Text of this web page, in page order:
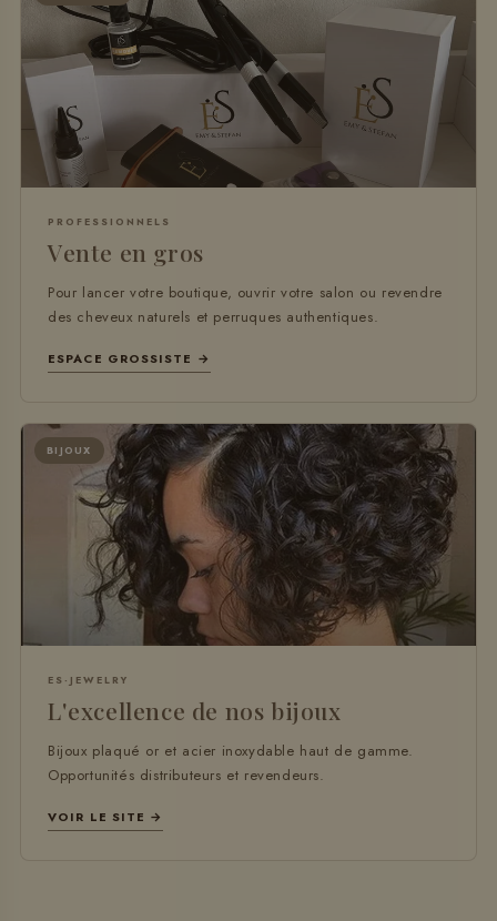
PROFESSIONNELS
Vente en gros
Pour lancer votre boutique, ouvrir votre salon ou revendre
des cheveux naturels et perruques authentiques.
ESPACE GROSSISTE →
BIJOUX
ES-JEWELRY
L'excellence de nos bijoux
Bijoux plaqué or et acier inoxydable haut de gamme.
Opportunités distributeurs et revendeurs.
VOIR LE SITE →